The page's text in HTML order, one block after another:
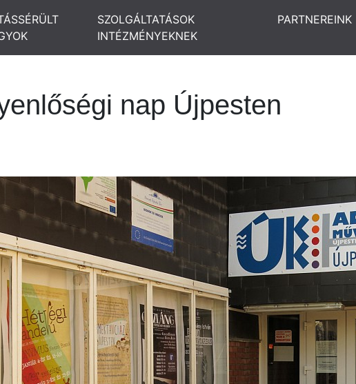
SZOLGÁLTATÁSOK
INTÉZMÉNYEKNEK
PARTNEREINK
nap Újpesten